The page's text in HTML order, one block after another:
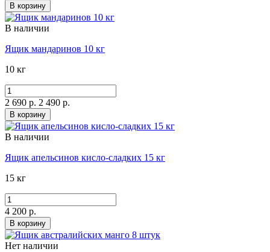
В корзину
В наличии
Ящик мандаринов 10 кг
10 кг
2 690 р. 2 490 р.
В корзину
В наличии
Ящик апельсинов кисло-сладких 15 кг
15 кг
4 200 р.
В корзину
Нет наличии